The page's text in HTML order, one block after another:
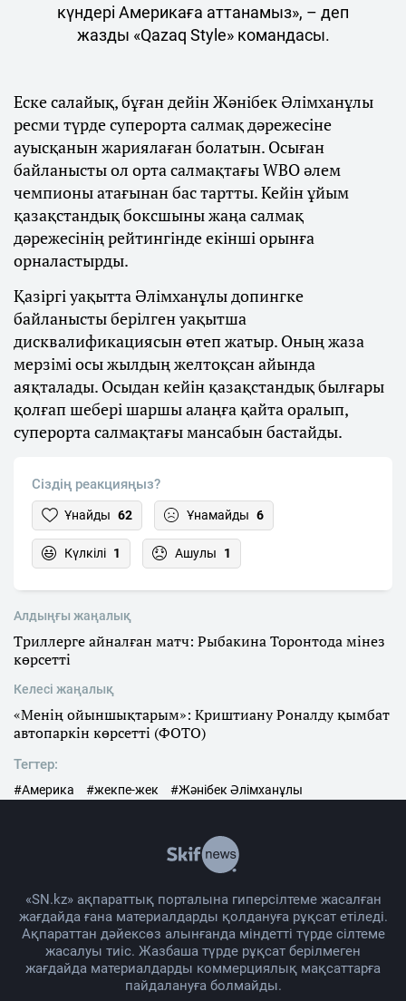
күндері Америкаға аттанамыз», – деп
жазды «Qazaq Style» командасы.
Еске салайық, бұған дейін Жәнібек Әлімханұлы
ресми түрде суперорта салмақ дәрежесіне
ауысқанын жариялаған болатын. Осыған
байланысты ол орта салмақтағы WBO әлем
чемпионы атағынан бас тартты. Кейін ұйым
қазақстандық боксшыны жаңа салмақ
дәрежесінің рейтингінде екінші орынға
орналастырды.
Қазіргі уақытта Әлімханұлы допингке
байланысты берілген уақытша
дисквалификациясын өтеп жатыр. Оның жаза
мерзімі осы жылдың желтоқсан айында
аяқталады. Осыдан кейін қазақстандық былғары
қолғап шебері шаршы алаңға қайта оралып,
суперорта салмақтағы мансабын бастайды.
Сіздің реакцияңыз?
Ұнайды 62 Ұнамайды 6
Күлкілі 1 Ашулы 1
Алдыңғы жаңалық
Триллерге айналған матч: Рыбакина Торонтода мінез
көрсетті
Келесі жаңалық
«Менің ойыншықтарым»: Криштиану Роналду қымбат
автопаркін көрсетті (ФОТО)
Тегтер:
#Америка #жекпе-жек #Жәнібек Әлімханұлы
«SN.kz» ақпараттық порталына гиперсілтеме жасалған
жағдайда ғана материалдарды қолдануға рұқсат етіледі.
Ақпараттан дәйексөз алынғанда міндетті түрде сілтеме
жасалуы тиіс. Жазбаша түрде рұқсат берілмеген
жағдайда материалдарды коммерциялық мақсаттарға
пайдалануға болмайды.